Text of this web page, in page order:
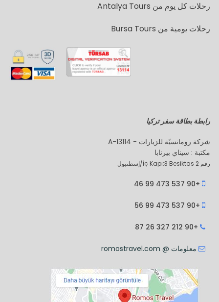
رحلات كل يوم من Antalya Tours
رحلات يومية من Bursa Tours
رابطة بطاقة سفر تركيا
شركة رومانسيّة للزيارات - A-13114
مكتبة : سيناي بيرنابا
رقم 2 İç Kapı:3 Besiktas/إسطنبول
+90 537 473 99 46
+90 537 473 99 56
+90 212 327 26 87
معلومات @ romostravel.com